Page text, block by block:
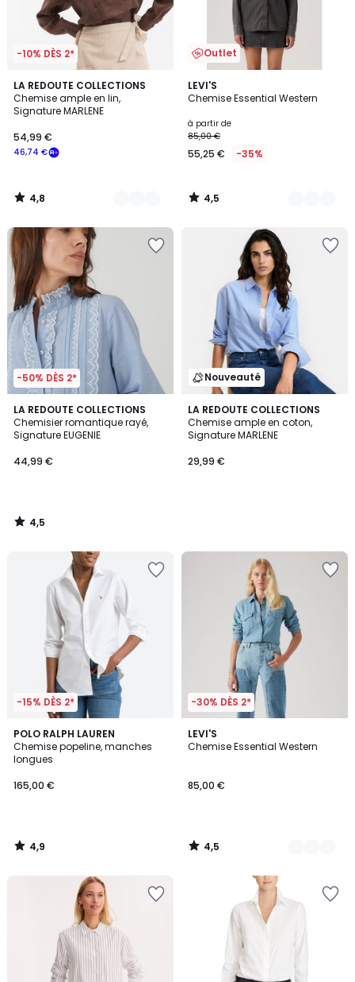
-10% DÈS 2*
LA REDOUTE COLLECTIONS
Chemise ample en lin,
Signature MARLENE
46,74 €
54,99 €
4,8
/ 5
2
Couleurs
4,8
/
Outlet
LEVI'S
Chemise Essential Western
à partir de
85,00 €
55,25 € -35%
4,5
/ 5
2
Couleurs
4,5
/
-50% DÈS 2*
LA REDOUTE COLLECTIONS
Chemisier romantique rayé,
Signature EUGENIE
44,99 €
4,5
/ 5
4,5
/
Nouveauté
LA REDOUTE COLLECTIONS
Chemise ample en coton,
Signature MARLENE
29,99 €
-15% DÈS 2*
POLO RALPH LAUREN
Chemise popeline, manches
longues
165,00 €
4,9
/ 5
4,9
/
-30% DÈS 2*
LEVI'S
Chemise Essential Western
85,00 €
4,5
/ 5
3
Couleurs
4,5
/